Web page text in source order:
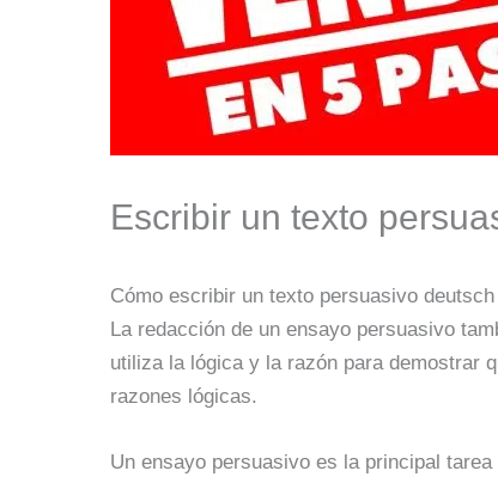
Escribir un texto
Cómo escribir un texto persuasivo deutsch
La redacción de un ensayo persuasivo
utiliza la lógica y la razón para demostrar
razones lógicas.
Un ensayo persuasivo es la principal